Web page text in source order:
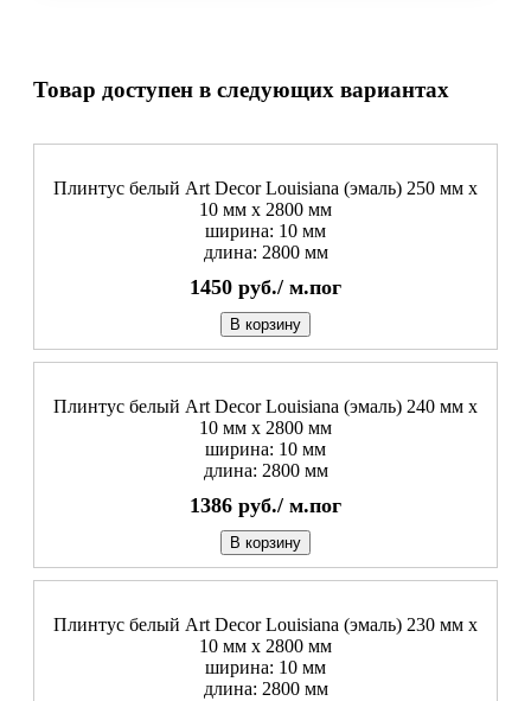
Товар доступен в следующих вариантах
Плинтус белый Art Decor Louisiana (эмаль) 250 мм х
10 мм х 2800 мм
ширина: 10 мм
длина: 2800 мм
1450 руб./ м.пог
В корзину
Плинтус белый Art Decor Louisiana (эмаль) 240 мм х
10 мм х 2800 мм
ширина: 10 мм
длина: 2800 мм
1386 руб./ м.пог
В корзину
Плинтус белый Art Decor Louisiana (эмаль) 230 мм х
10 мм х 2800 мм
ширина: 10 мм
длина: 2800 мм